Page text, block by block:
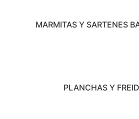
MARMITAS Y SARTENES
PLANCHAS Y